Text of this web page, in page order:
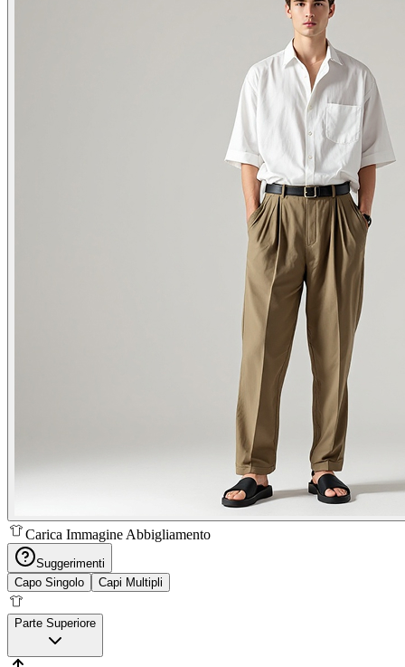
Carica Immagine Abbigliamento
Suggerimenti
Capo Singolo
Capi Multipli
Parte Superiore